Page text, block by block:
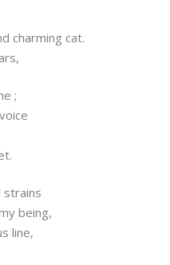
charming cat.
;
strains
being,
line,